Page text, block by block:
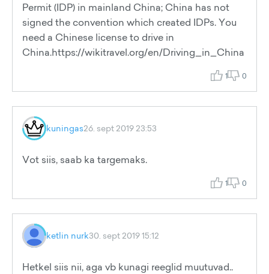
Permit (IDP) in mainland China; China has not
signed the convention which created IDPs. You
need a Chinese license to drive in
China.https://wikitravel.org/en/Driving_in_China
1 0
kuningas26. sept 2019 23:53
Vot siis, saab ka targemaks.
1 0
ketlin nurk30. sept 2019 15:12
Hetkel siis nii, aga vb kunagi reeglid muutuvad..